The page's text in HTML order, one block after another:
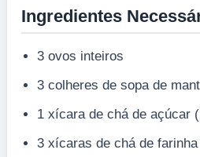
Ingredientes
3 ovos inteiros
3 colheres de sopa de
1 xícara de chá de açúcar
3 xícaras de chá de